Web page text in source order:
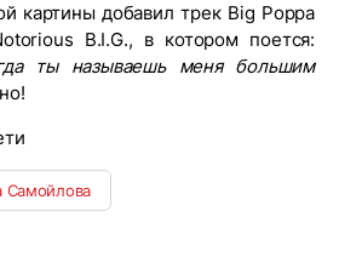
картины добавил трек Big Poppa
B.I.G., в котором поется:
ты называешь меня большим
Самойлова